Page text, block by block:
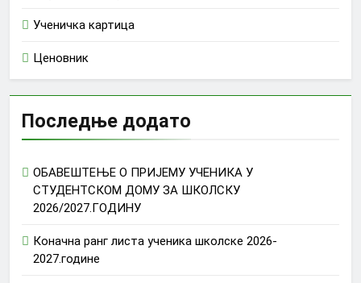
Ученичка картица
Ценовник
Последње додато
ОБАВЕШТЕЊЕ О ПРИЈЕМУ УЧЕНИКА У
СТУДЕНТСКОМ ДОМУ ЗА ШКОЛСКУ
2026/2027.ГОДИНУ
Коначна ранг листа ученика школске 2026-
2027.године